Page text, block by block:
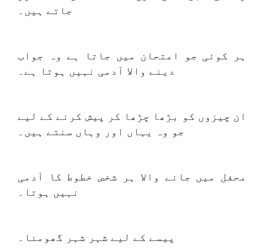
جاتے ہیں۔
ہر کوئی جو امتحان میں جاتا ہے وہ جواب
دینے والا آدمی نہیں ہوتا ہے۔
ان چیزوں کو بڑھا چڑھا کر پیش کرنے کے لیے
جو وہ یہاں اور وہاں سنتے ہیں۔
محفل میں جانے والا ہر شخص خطوط کا آدمی
نہیں ہوتا۔
پیسے کے لیے شہر شہر گھومنا۔